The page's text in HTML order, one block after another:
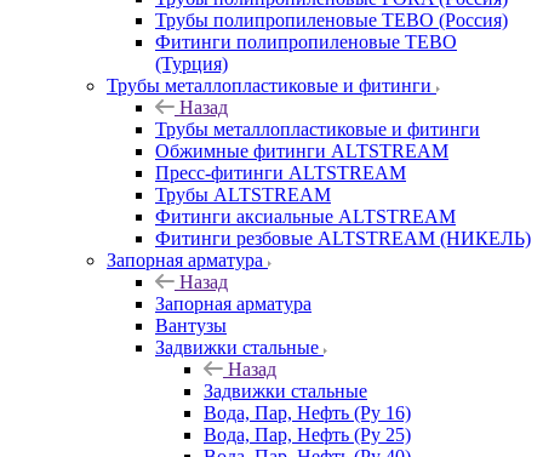
Трубы полипропиленовые TEBO (Россия)
Фитинги полипропиленовые TEBO
(Турция)
Трубы металлопластиковые и фитинги
Назад
Трубы металлопластиковые и фитинги
Обжимные фитинги ALTSTREAM
Пресс-фитинги ALTSTREAM
Трубы ALTSTREAM
Фитинги аксиальные ALTSTREAM
Фитинги резбовые ALTSTREAM (НИКЕЛЬ)
Запорная арматура
Назад
Запорная арматура
Вантузы
Задвижки стальные
Назад
Задвижки стальные
Вода, Пар, Нефть (Ру 16)
Вода, Пар, Нефть (Ру 25)